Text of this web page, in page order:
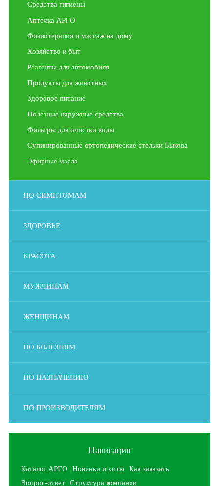
Средства гигиены
Аптечка АРГО
Физиотерапия и массаж на дому
Хозяйство и быт
Реагенты для автомобиля
Продукты для животных
Здоровое питание
Полезные наружные средства
Фильтры для очистки воды
Супинированные ортопедические стельки Быкова
Эфирные масла
ПО СИМПТОМАМ
ЗДОРОВЬЕ
КРАСОТА
МУЖЧИНАМ
ЖЕНЩИНАМ
ПО БОЛЕЗНЯМ
ПО НАЗНАЧЕНИЮ
ПО ПРОИЗВОДИТЕЛЯМ
Навигация
Каталог АРГО Новинки и хиты
Как заказать
Вопрос-ответ
Структура компании